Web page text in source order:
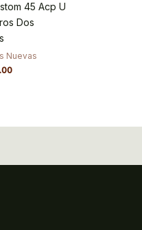
45 Acp U
Dos
Nuevas